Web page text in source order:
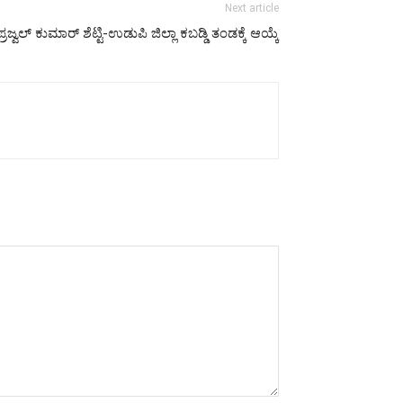
Next article
ಕುಮಾರ್ ಶೆಟ್ಟಿ-ಉಡುಪಿ ಜಿಲ್ಲಾ ಕಬಡ್ಡಿ ತಂಡಕ್ಕೆ ಆಯ್ಕೆ